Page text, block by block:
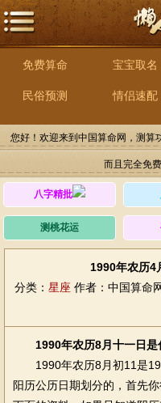
免费算命 宝宝取名
民俗预测 情侣速配
您好！欢迎来到中国算命网，测算
而且完全免
八字精批
测桃花运
1990年农历4
分类： 星座 作者：中国算命
1990年农历8月十一日是
1990年农历8月初11是
阳历公历日期划分的，首先